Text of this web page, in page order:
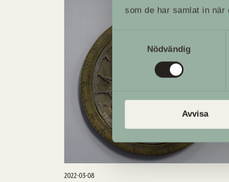
som de har samlat in när
Samtyckesval
Nödvändig
Avvisa
2022-03-08